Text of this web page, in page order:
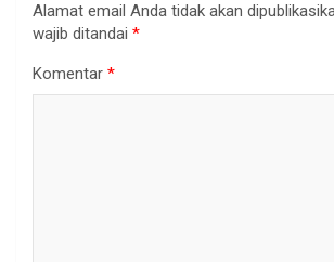
Alamat email Anda tidak akan
wajib ditandai *
Komentar *